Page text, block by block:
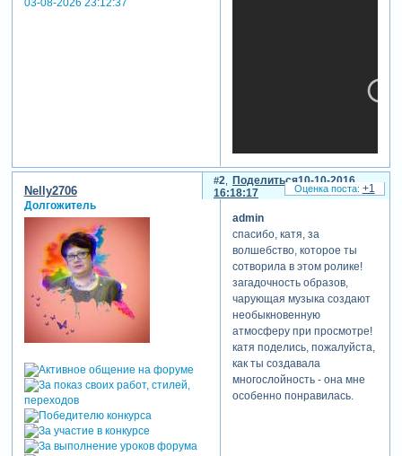
03-08-2026 23:12:37
Поделиться
2
10-10-2016
16:18:17
Nelly2706
Долгожитель
admin
спасибо, катя, за
волшебство, которое ты
сотворила в этом ролике!
загадочность образов,
чарующая музыка создают
необыкновенную
атмосферу при просмотре!
катя поделись, пожалуйста,
как ты создавала
многослойность - она мне
особенно понравилась.
+1